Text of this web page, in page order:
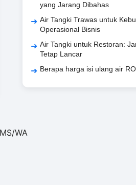
yang Jarang Dibahas
Air Tangki Trawas untuk
Operasional Bisnis
Air Tangki untuk Restoran:
Tetap Lancar
Berapa harga isi ulang air
WA